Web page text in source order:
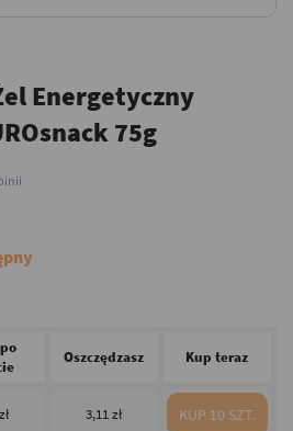
Energetyczny
75g
Oszczędzasz Kup teraz
3,11 zł KUP 10 SZT.